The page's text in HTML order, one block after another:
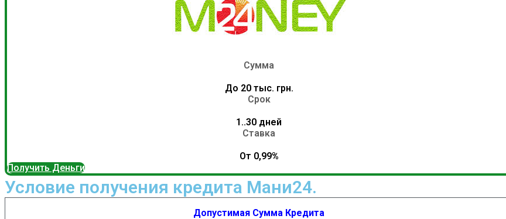
Сумма
До 20 тыс. грн.
Срок
1..30 дней
Ставка
От 0,99%
Получить Деньги
Условие получения кредита Мани24.
Допустимая Сумма Кредита